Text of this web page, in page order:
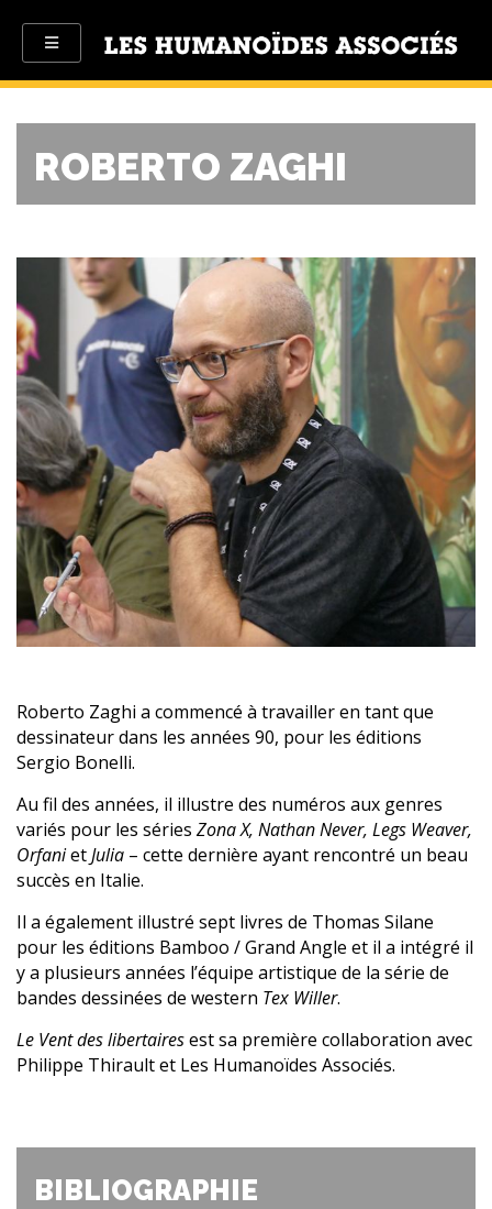
ROBERTO ZAGHI
Roberto Zaghi a commencé à travailler en tant que
dessinateur dans les années 90, pour les éditions
Sergio Bonelli.
Au fil des années, il illustre des numéros aux genres
variés pour les séries Zona X, Nathan Never, Legs Weaver,
OrfanietJulia – cette dernière ayant rencontré un beau
succès en Italie.
Il a également illustré sept livres de Thomas Silane
pour les éditions Bamboo / Grand Angle et il a intégré il
y a plusieurs années l’équipe artistique de la série de
bandes dessinées de western Tex Willer.
Le Vent des libertairesest sa première collaboration avec
Philippe Thirault et Les Humanoïdes Associés.
BIBLIOGRAPHIE